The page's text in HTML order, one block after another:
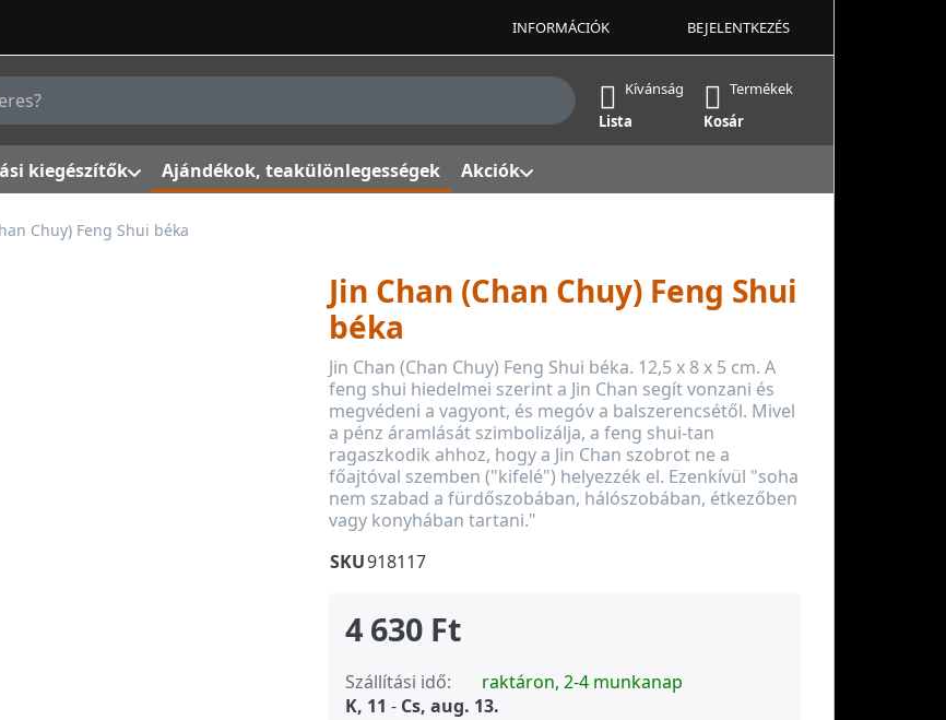
INFORMÁCIÓK BEJELENTKEZÉS
keresőszót. Az első találatok automatikusan megjelennek, amint beírja őket. Nyomja meg az Enter billentyűt az
Kívánság
Lista
Termékek
Kosár
kiegészítők Ajándékok, teakülönlegességek Akciók
Chuy) Feng Shui béka
Jin Chan (Chan Chuy) Feng Shui
béka
Jin Chan (Chan Chuy) Feng Shui béka. 12,5 x 8 x 5 cm. A
feng shui hiedelmei szerint a Jin Chan segít vonzani és
megvédeni a vagyont, és megóv a balszerencsétől. Mivel
a pénz áramlását szimbolizálja, a feng shui-tan
ragaszkodik ahhoz, hogy a Jin Chan szobrot ne a
főajtóval szemben ("kifelé") helyezzék el. Ezenkívül "soha
nem szabad a fürdőszobában, hálószobában, étkezőben
vagy konyhában tartani."
SKU918117
4 630 Ft
Szállítási idő:
raktáron, 2-4 munkanap
K, 11 - Cs, aug. 13.